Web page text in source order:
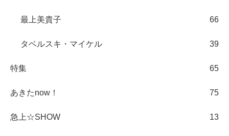
最上美貴子 66
タベルスキ・マイケル 39
特集 65
あきたnow！ 75
急上☆SHOW 13